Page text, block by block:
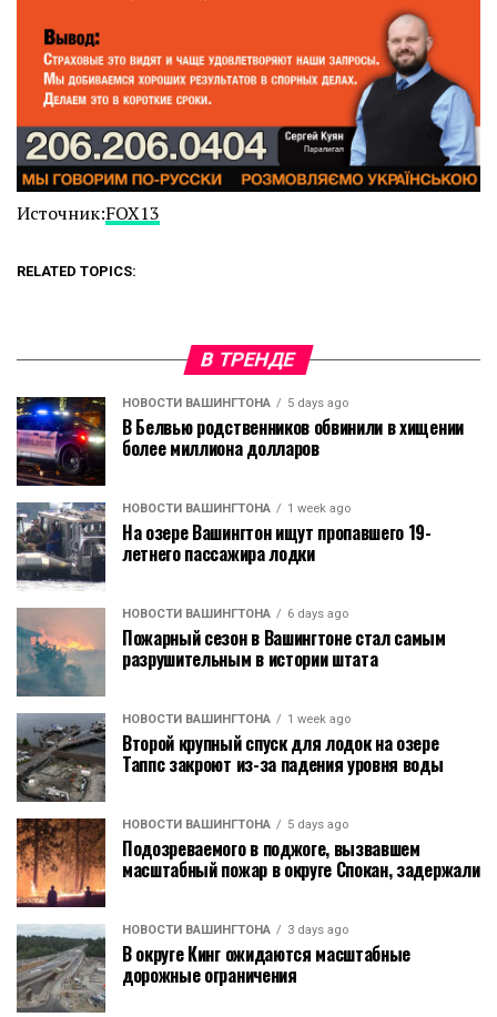
Источник:FOX13
RELATED TOPICS:
В ТРЕНДЕ
НОВОСТИ ВАШИНГТОНА 5 days ago
В Белвью родственников обвинили в хищении
более миллиона долларов
НОВОСТИ ВАШИНГТОНА 1 week ago
На озере Вашингтон ищут пропавшего 19-
летнего пассажира лодки
НОВОСТИ ВАШИНГТОНА 6 days ago
Пожарный сезон в Вашингтоне стал самым
разрушительным в истории штата
НОВОСТИ ВАШИНГТОНА 1 week ago
Второй крупный спуск для лодок на озере
Таппс закроют из-за падения уровня воды
НОВОСТИ ВАШИНГТОНА 5 days ago
Подозреваемого в поджоге, вызвавшем
масштабный пожар в округе Спокан, задержали
НОВОСТИ ВАШИНГТОНА 3 days ago
В округе Кинг ожидаются масштабные
дорожные ограничения